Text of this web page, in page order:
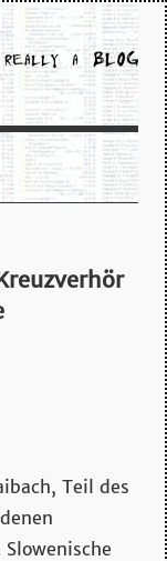
Teil des